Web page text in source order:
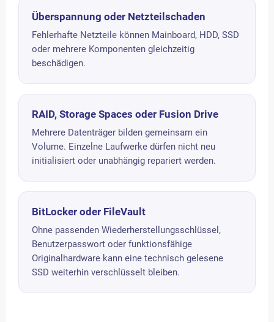
Überspannung oder Netzteilschaden
Fehlerhafte Netzteile können Mainboard, HDD, SSD
oder mehrere Komponenten gleichzeitig
beschädigen.
RAID, Storage Spaces oder Fusion Drive
Mehrere Datenträger bilden gemeinsam ein
Volume. Einzelne Laufwerke dürfen nicht neu
initialisiert oder unabhängig repariert werden.
BitLocker oder FileVault
Ohne passenden Wiederherstellungsschlüssel,
Benutzerpasswort oder funktionsfähige
Originalhardware kann eine technisch gelesene
SSD weiterhin verschlüsselt bleiben.